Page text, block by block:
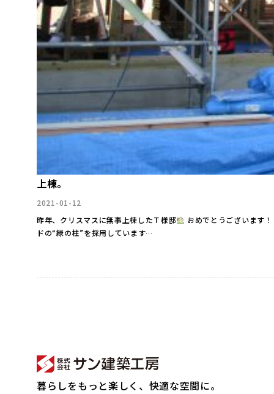
上棟。
2021-01-12
昨年、クリスマスに無事上棟したＴ様邸
ドの“緑の柱”を採用しています…
暮らしをもっと楽しく、快適な空間に。